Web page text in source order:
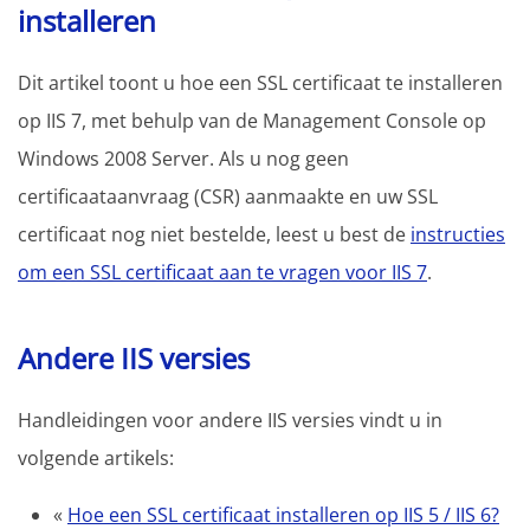
installeren
Dit artikel toont u hoe een SSL certificaat te installeren
op IIS 7, met behulp van de Management Console op
Windows 2008 Server. Als u nog geen
certificaataanvraag (CSR) aanmaakte en uw SSL
certificaat nog niet bestelde, leest u best de instructies
om een SSL certificaat aan te vragen voor IIS 7.
Andere IIS versies
Handleidingen voor andere IIS versies vindt u in
volgende artikels:
« Hoe een SSL certificaat installeren op IIS 5 / IIS 6?